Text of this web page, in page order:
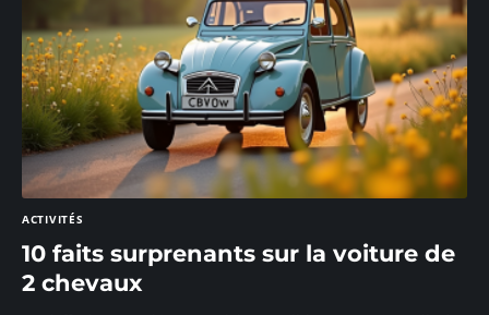
ACTIVITÉS
10 faits surprenants sur la voiture de
2 chevaux